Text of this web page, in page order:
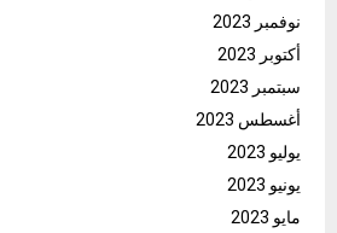
نوفمبر 2023
أكتوبر 2023
سبتمبر 2023
أغسطس 2023
يوليو 2023
يونيو 2023
مايو 2023